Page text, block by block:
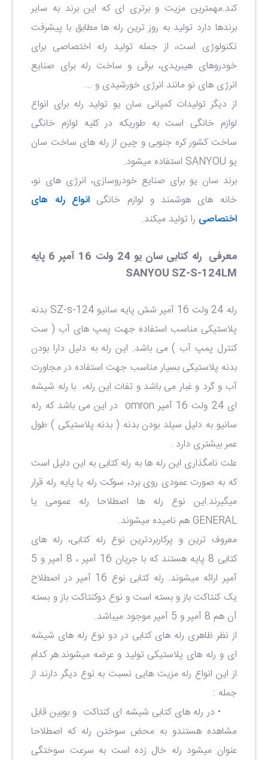
کند.مهمترین مزیت و برتری ای که این برند به سایر
برندها دارد تولید به روز ترین رله ها مطابق با پیشرفت
تکنولوژی است، از جمله تولید رله اختصاصی برای
خودروهای هیبریدی، برقی و ساخت رله برای صنایع
انرژی های نو مانند انرژی خورشیدی و ...
از دیگر تولیدات کمپانی سان یو تولید رله برای انواع
لوازم خانگی است به طوریکه در کلیه لوازم خانگی
ساخت کشور کره جنوبی و چین از رله های ساخت سان
یو SANYOU استفاده میشود.
برند سان یو برای صنایع خودروسازی، انرژی های نو،
خانه های هوشمند و لوازم خانگیانواع رله های
اختصاصی را تولید میکند.
معرفی رله کتابی سان یو 24 ولت 16 آمپر 6 پایه
SANYOU SZ-S-124LM
رله 24 ولت 16 آمپر شش پایه سانیو SZ-s-124 بدنه
پلاستیکی مناسب استفاده جهت پمپ های آب ( ست
کنترل پمپ آب ) می باشد. این رله به دلیل دارا بودن
بدنه پلاستیکی بسیار مناسب جهت استفاده در مجاورت
آب و گرد و غبار می باشد و تفات این رله، با رله شیشه
ای 24 ولت 16 آمپر omron در این می باشد که رله
سانیو به دلیل سیلد بودن بدنه ( بدنه پلاستیکی ) طول
عمر بیشتری دارد .
علت نامگذاری این رله ها به رله کتابی به این دلیل است
که به صورت عمودی روی برد، سوکت رله یا پایه رله قرار
میگیرند.این نوع رله ها اصطلاحا رله عمومی یا
GENERAL هم نامیده میشوند.
معروف ترین و پرکاربردترین نوع رله کتابی، رله های
کتابی 8 پایه هستند که با جریان 16 آمپر ، 8 آمپر و 5
آمپر ارائه میشوند. رله کتابی نوع 16 آمپر در اصطلاح
یک کنتاکت باز و بسته است و نوع دوکنتاکت باز و بسته
آن هم 8 آمپر و 5 آمپر موجود میباشد.
از نظر ظاهری رله های کتابی در دو نوع رله های شیشه
ای و رله های پلاستیکی تولید و عرضه میشوند.هر کدام
از این انواع رله مزیت هایی نسبت به نوع دیگر دارند از
جمله :
• در رله های کتابی شیشه ای کنتاکت و بوبین قابل
مشاهده هستندو به محض سوختن رله که اصطلاحا
عنوان میشود رله خال زده است به سرعت سوختگی